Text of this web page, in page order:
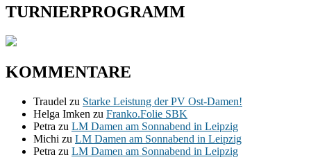
TURNIERPROGRAMM
KOMMENTARE
Traudel zu Starke Leistung der PV Ost-Damen!
Helga Imken zu Franko.Folie SBK
Petra zu LM Damen am Sonnabend in Leipzig
Michi zu LM Damen am Sonnabend in Leipzig
Petra zu LM Damen am Sonnabend in Leipzig